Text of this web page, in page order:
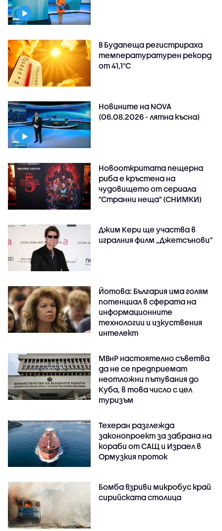
В Будапеща регистрираха
температуратурен рекорд
от 41,1°C
Новините на NOVA
(06.08.2026 - лятна късна)
Новооткритата пещерна
риба е кръстена на
чудовището от сериала
"Странни неща" (СНИМКИ)
Джим Кери ще участва в
игралния филм „Джетсънови“
Йотова: България има голям
потенциал в сферата на
информационните
технологии и изкуствения
интелект
МВнР настоятелно съветва
да не се предприемат
неотложни пътувания до
Куба, в това число с цел
туризъм
Техеран разглежда
законопроект за забрана на
кораби от САЩ и Израел в
Ормузкия проток
Бомба взриви микробус край
сирийската столица